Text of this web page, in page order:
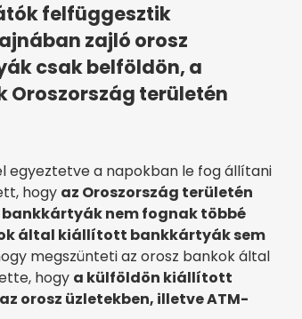
felfüggesztik
zajló orosz
csak belföldön, a
területén
egyeztetve a napokban le fog állítani
hogy az Oroszország területén
nem fognak többé
által kiállított bankkártyák sem
megszünteti az orosz bankok által
hogy a külföldön kiállított
orosz üzletekben, illetve ATM-